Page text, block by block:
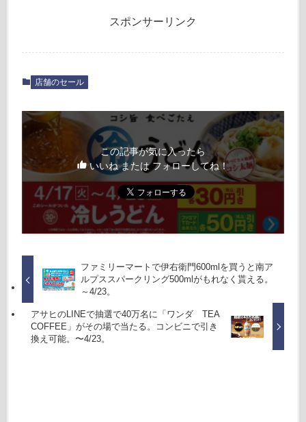
スポンサーリンク
店舗のセール
この記事が気に入ったら
いいね または フォローしてね！
ファミリーマートで伊右衛門600mlを買うと南ア
ルプススパークリング500mlがもれなく貰える。
～4/23。
アサヒのLINEで抽選で40万名に「ワンダ TEA
COFFEE」がその場で当たる。コンビニで引き
換え可能。〜4/23。